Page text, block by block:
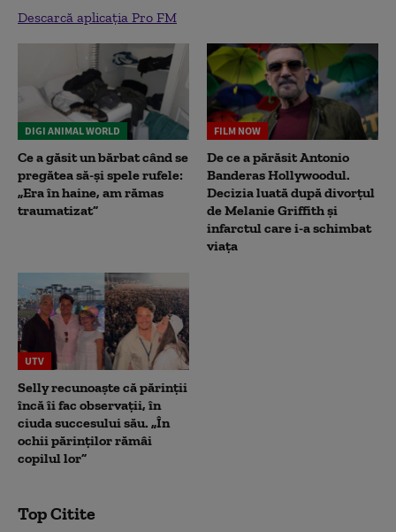
Descarcă aplicația Pro FM
DIGI ANIMAL WORLD
Ce a găsit un bărbat când se
pregătea să-și spele rufele:
„Era în haine, am rămas
traumatizat”
FILM NOW
De ce a părăsit Antonio
Banderas Hollywoodul.
Decizia luată după divorțul
de Melanie Griffith și
infarctul care i-a schimbat
viața
UTV
Selly recunoaște că părinții
încă îi fac observații, în
ciuda succesului său. „În
ochii părinților rămâi
copilul lor”
Top Citite